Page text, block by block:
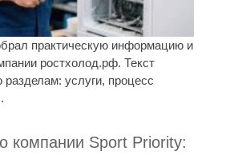
практическую информацию и
ростхолод.рф. Текст
разделам: услуги, процесс
компании Sport Priority: